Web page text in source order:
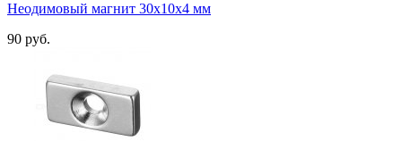
Неодимовый магнит 30х10х4 мм
90 руб.